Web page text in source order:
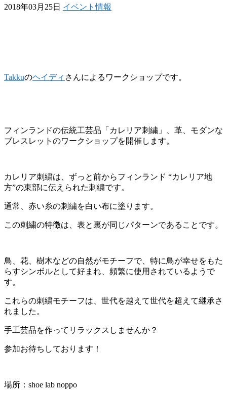
2018年03月25日 イベント情報
Takkuのヘイディ さんによるワークショップです。
フィンランドの伝統工芸品「カレリア刺繍」、革、モダンな
ブレスレットのワークショップを開催します。
カレリア刺繍は、ずっと前からフィンランド “カレリア地
方”の東部に伝えられた刺繍です。
通常、赤い糸の刺繍を白い布に塗ります。
この刺繍の特徴は、表と裏が同じパターンであることです。
鳥、花、樹木などの自然がモチーフで、特に鳥が幸せをもた
らすシンボルとして好まれ、頻繁に使用されているようで
す。
これらの刺繍モチーフは、世代を越えて世代を超えて継承さ
れました。
手工芸品を作ってリラックスしませんか？
参加お待ちしております！
場所：shoe lab noppo